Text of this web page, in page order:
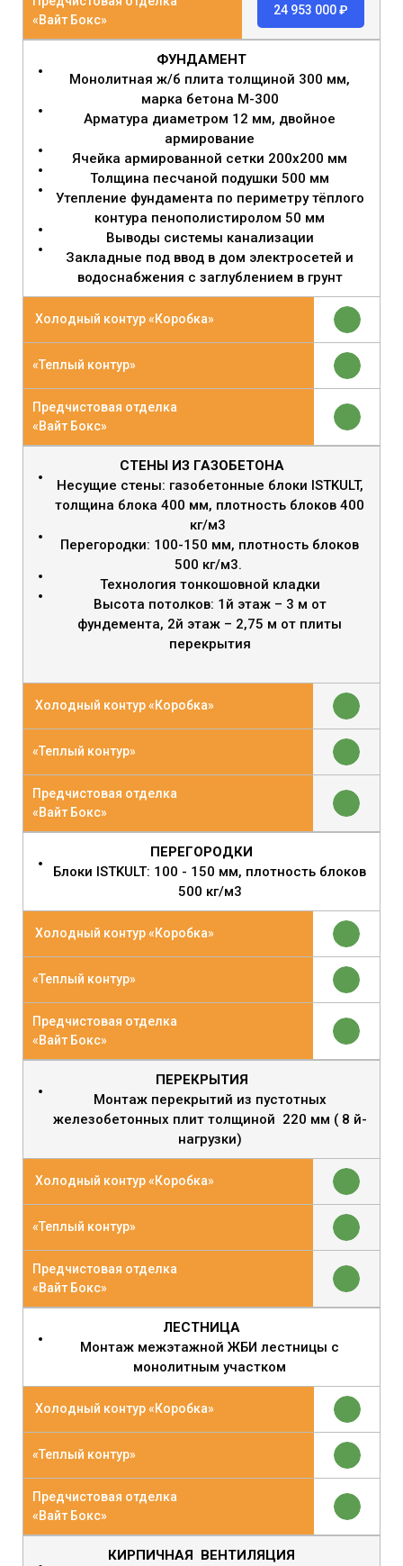
«Вайт Бокс»
24 953 000 ₽
ФУНДАМЕНТ
Монолитная ж/б плита толщиной 300 мм,
марка бетона М-300
Арматура диаметром 12 мм, двойное
армирование
Ячейка армированной сетки 200х200 мм
Толщина песчаной подушки 500 мм
Утепление фундамента по периметру тёплого
контура пенополистиролом 50 мм
Выводы системы канализации
Закладные под ввод в дом электросетей и
водоснабжения с заглублением в грунт
Холодный контур «Коробка»
«Теплый контур»
Предчистовая отделка
«Вайт Бокс»
СТЕНЫ ИЗ ГАЗОБЕТОНА
Несущие стены: газобетонные блоки ISTKULT,
толщина блока 400 мм, плотность блоков 400
кг/м3
Перегородки: 100-150 мм, плотность блоков
500 кг/м3.
Технология тонкошовной кладки
Высота потолков: 1й этаж – 3 м от
фундемента, 2й этаж – 2,75 м от плиты
перекрытия
Холодный контур «Коробка»
«Теплый контур»
Предчистовая отделка
«Вайт Бокс»
ПЕРЕГОРОДКИ
Блоки ISTKULT: 100 - 150 мм, плотность блоков
500 кг/м3
Холодный контур «Коробка»
«Теплый контур»
Предчистовая отделка
«Вайт Бокс»
ПЕРЕКРЫТИЯ
Монтаж перекрытий из пустотных
железобетонных плит толщиной 220 мм ( 8 й-
нагрузки)
Холодный контур «Коробка»
«Теплый контур»
Предчистовая отделка
«Вайт Бокс»
ЛЕСТНИЦА
Монтаж межэтажной ЖБИ лестницы с
монолитным участком
Холодный контур «Коробка»
«Теплый контур»
Предчистовая отделка
«Вайт Бокс»
КИРПИЧНАЯ ВЕНТИЛЯЦИЯ